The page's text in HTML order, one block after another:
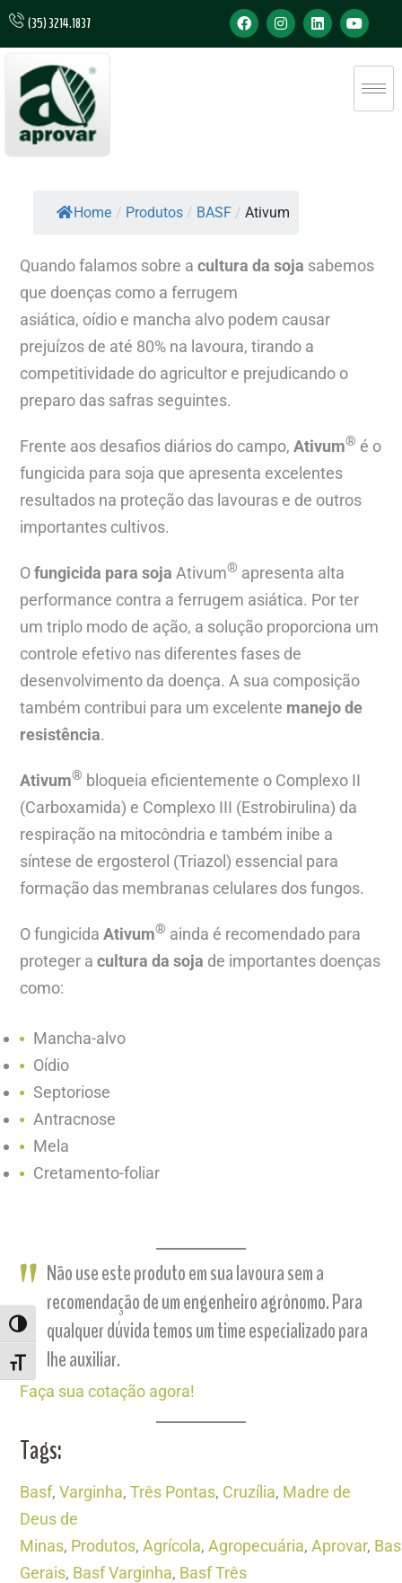
ALTERNAR ALTO CONTRASTE
ALTERNAR TAMANHO DA FONTE
(35) 3214.1837
Home / Produtos / BASF / Ativum
Quando falamos sobre acultura da soja sabemos
que doenças como a ferrugem
asiática, oídio e mancha alvo podem causar
prejuízos de até 80% na lavoura, tirando a
competitividade do agricultor e prejudicando o
preparo das safras seguintes.
Frente aos desafios diários do campo,Ativum® é o
fungicida para soja que apresenta excelentes
resultados na proteção das lavouras e de outros
importantes cultivos.
Ofungicida para soja Ativum® apresenta alta
performance contra a ferrugem asiática. Por ter
um triplo modo de ação, a solução proporciona um
controle efetivo nas diferentes fases de
desenvolvimento da doença. A sua composição
também contribui para um excelente manejo de
resistência.
Ativum® bloqueia eficientemente o Complexo II
(Carboxamida) e Complexo III (Estrobirulina) da
respiração na mitocôndria e também inibe a
síntese de ergosterol (Triazol) essencial para
formação das membranas celulares dos fungos.
O fungicidaAtivum® ainda é recomendado para
proteger acultura da soja de importantes doenças
como:
Mancha-alvo
Oídio
Septoriose
Antracnose
Mela
Cretamento-foliar
Não use este produto em sua lavoura sem a
recomendação de um engenheiro agrônomo. Para
qualquer dúvida temos um time especializado para
lhe auxiliar.
Faça sua cotação agora!
Tags:
Basf,Varginha,Três Pontas, Cruzília, Madre de
Deus de
Minas, Produtos,Agrícola,Agropecuária,Aprovar,
Gerais, Basf Varginha, Basf Três